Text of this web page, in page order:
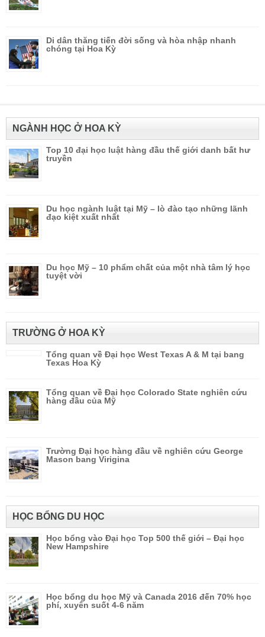
Di dân thăng tiến đời sống và hòa nhập nhanh
chóng tại Hoa Kỳ
NGÀNH HỌC Ở HOA KỲ
Top 10 đại học luật hàng đầu thế giới danh bất hư
truyền
Du học ngành luật tại Mỹ – lò đào tạo những lãnh
đạo kiệt xuất nhất
Du học Mỹ – 10 phẩm chất của một nhà tâm lý học
tuyệt vời
TRƯỜNG Ở HOA KỲ
Tổng quan về Đại học West Texas A & M tại bang
Texas Hoa Kỳ
Tổng quan về Đại học Colorado State nghiên cứu
hàng đầu của Mỹ
Trường Đại học hàng đầu về nghiên cứu George
Mason bang Virigina
HỌC BỔNG DU HỌC
Học bổng vào Đại học Top 500 thế giới – Đại học
New Hampshire
Học bổng du học Mỹ và Canada 2016 đến 70% học
phí, xuyên suốt 4-6 năm